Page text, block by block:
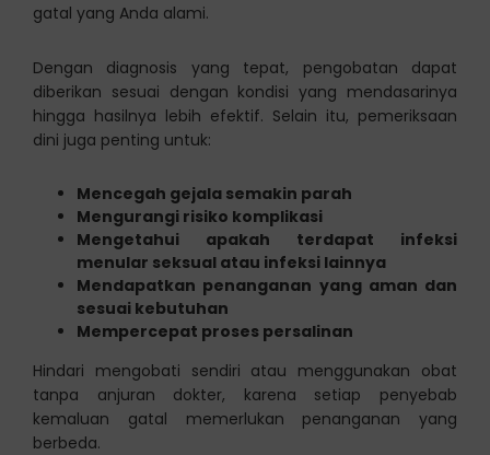
gatal yang Anda alami.
Dengan diagnosis yang tepat, pengobatan dapat
diberikan sesuai dengan kondisi yang mendasarinya
hingga hasilnya lebih efektif. Selain itu, pemeriksaan
dini juga penting untuk:
Mencegah gejala semakin parah
Mengurangi risiko komplikasi
Mengetahui apakah terdapat infeksi
menular seksual atau infeksi lainnya
Mendapatkan penanganan yang aman dan
sesuai kebutuhan
Mempercepat proses persalinan
Hindari mengobati sendiri atau menggunakan obat
tanpa anjuran dokter, karena setiap penyebab
kemaluan gatal memerlukan penanganan yang
berbeda.